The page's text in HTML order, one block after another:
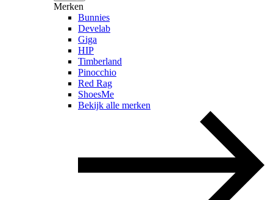
Merken
Bunnies
Develab
Giga
HIP
Timberland
Pinocchio
Red Rag
ShoesMe
Bekijk alle merken